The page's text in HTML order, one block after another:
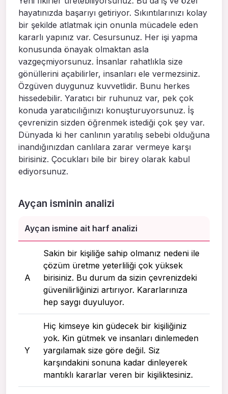
hayatınızda başarıyı getiriyor. Sıkıntılarınızı kolay
bir şekilde atlatmak için onunla mücadele eden
kararlı yapınız var. Cesursunuz. Her işi yapma
konusunda önayak olmaktan asla
vazgeçmiyorsunuz. İnsanlar rahatlıkla size
gönüllerini açabilirler, insanları ele vermezsiniz.
Özgüven duygunuz kuvvetlidir. Bunu herkes
hissedebilir. Yaratıcı bir ruhunuz var, pek çok
konuda yaratıcılığınızı konuşturuyorsunuz. İş
çevrenizin sizden öğrenmek istediği çok şey var.
Dünyada ki her canlının yaratılış sebebi olduğuna
inandığınızdan canlılara zarar vermeye karşı
birisiniz. Çocukları bile bir birey olarak kabul
ediyorsunuz.
Ayçan isminin analizi
Ayçan ismine ait harf analizi
A
Sakin bir kişiliğe sahip olmanız nedeni ile
çözüm üretme yeterliliği çok yüksek
birisiniz. Bu durum da sizin çevrenizdeki
güvenilirliğinizi artırıyor. Kararlarınıza
hep saygı duyuluyor.
Y
Hiç kimseye kin güdecek bir kişiliğiniz
yok. Kin gütmek ve insanları dinlemeden
yargılamak size göre değil. Siz
karşındakini sonuna kadar dinleyerek
mantıklı kararlar veren bir kişiliktesiniz.